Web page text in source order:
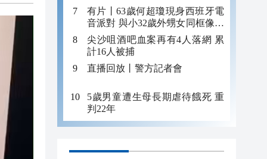
迷糊 何況老年人
有片丨63歲何超瓊現身西班牙電
音派對 與小32歲外甥女同框像姐
妹
尖沙咀酒吧血案再有4人落網 累
計16人被捕
直播回放丨警方記者會
5歲男童遭生母長期虐待餓死 重
判22年